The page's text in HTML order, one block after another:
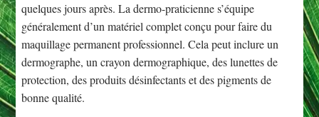
quelques jours après. La dermo-praticienne s’équipe
généralement d’un matériel complet conçu pour faire du
maquillage permanent professionnel. Cela peut inclure un
dermographe, un crayon dermographique, des lunettes de
protection, des produits désinfectants et des pigments de
bonne qualité.